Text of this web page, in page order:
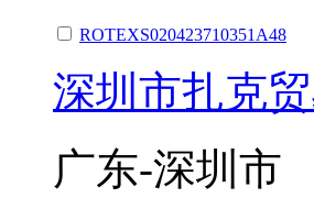
ROTEXS020423710351A48
深圳市扎克
广东-深圳市